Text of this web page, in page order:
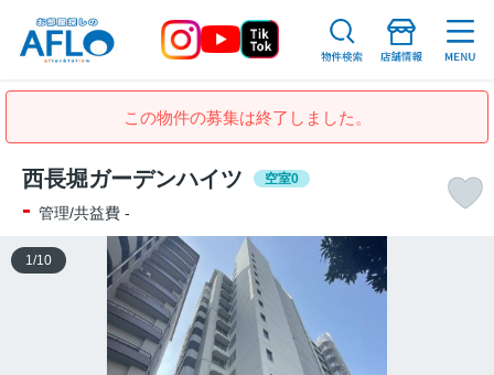
この物件の募集は終了しました。
西長堀ガーデンハイツ 空室0
- 管理/共益費 -
1 /10